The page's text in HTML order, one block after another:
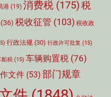
港 (19) 消费税 (175)税
(36) 税收征管 (103) 税收政
行政法规 (30) 行政许可批复 (15)
船税 (15) 车辆购置税 (76)
文件 (53) 部门规章